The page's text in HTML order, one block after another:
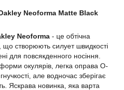
Neoforma Matte Black
Neoforma - це обтічна
створюють силует швидкості
для повсякденного носіння.
окулярів, легка оправа O-
але водночас зберігає
Яскрава новинка, яка варта